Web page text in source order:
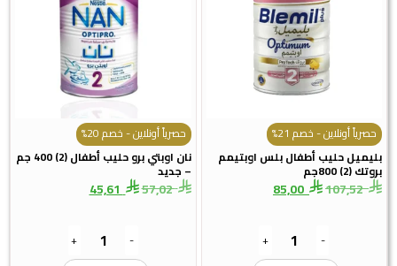
حصرياً أونلاين - خصم 21%
حليب أطفال بلس اوبتيمم
(2) 800جم
107,52
85,00
حصرياً أونلاين - خصم 20%
نان اوبتي برو حليب أطفال (2) 400 جم
– جديد
57,02
45,61